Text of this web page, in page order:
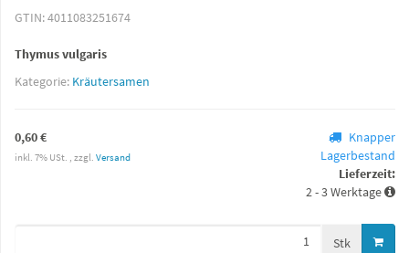
GTIN:4011083251674
Thymus vulgaris
Kategorie: Kräutersamen
0,60 €
inkl. 7% USt. , zzgl. Versand
Knapper
Lagerbestand
Lieferzeit:
2 - 3 Werktage
Stk